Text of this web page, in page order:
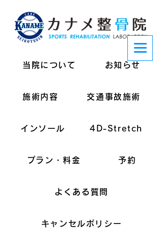
当院について お知らせ
施術内容 交通事故施術
インソール 4D-Stretch
プラン・料金 予約
よくある質問
キャンセルポリシー